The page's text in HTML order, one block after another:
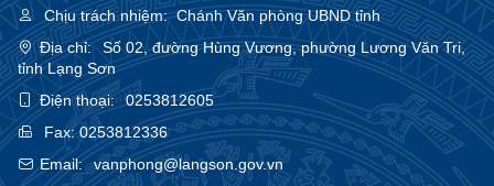
Chịu trách nhiệm:Chánh Văn phòng UBND tỉnh
Địa chỉ:
Số 02, đường Hùng Vương, phường Lương Văn Tri,
tỉnh Lạng Sơn
Điện thoại:
0253812605
Fax:0253812336
Email:
vanphong@langson.gov.vn